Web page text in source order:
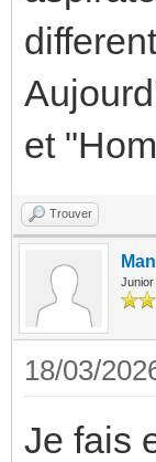
et
Trouver
Junior
18/03/
Je fais